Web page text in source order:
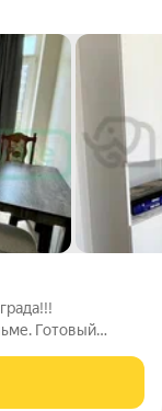
Готовый
идеальный